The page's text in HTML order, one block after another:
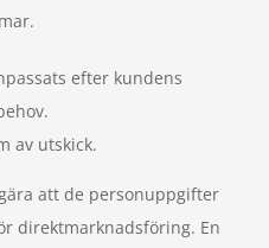
efter kundens
av utskick.
att de personuppgifter
direktmarknadsföring. En